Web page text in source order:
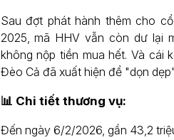
Sau đợt phát hành thêm cho
2025, mã HHV vẫn còn dư lại
không nộp tiền mua hết. Và cái
Đèo Cả đã xuất hiện để "dọn
📊 Chi tiết thương vụ:
Đến ngày 6/2/2026, gần 43,2